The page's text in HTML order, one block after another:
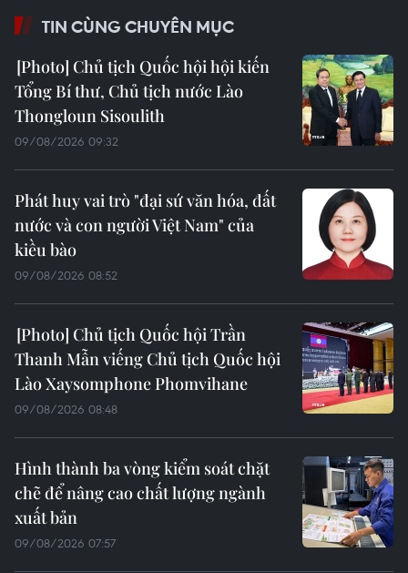
TIN CÙNG CHUYÊN MỤC
Chủ tịch Quốc hội hội kiến
Tổng Bí thư, Chủ tịch nước Lào
Thongloun Sisoulith
09/08/2026 09:32
Phát huy vai trò "đại sứ văn hóa, đất
nước và con người Việt Nam" của
kiều bào
09/08/2026 08:52
Chủ tịch Quốc hội Trần
Thanh Mẫn viếng Chủ tịch Quốc hội
Lào Xaysomphone Phomvihane
09/08/2026 08:48
Hình thành ba vòng kiểm soát chặt
chẽ để nâng cao chất lượng ngành
xuất bản
09/08/2026 07:57